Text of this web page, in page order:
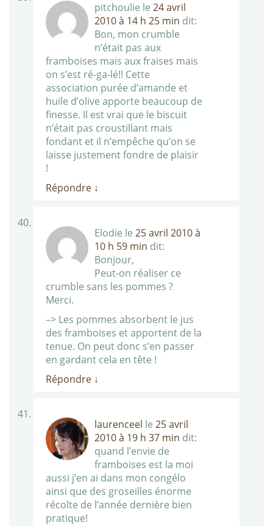
pitchoulie le 24 avril
2010 à 14 h 25 min dit:
Bon, mon crumble
n’était pas aux
framboises mais aux fraises mais
on s’est ré-ga-lé!! Cette
association purée d’amande et
huile d’olive apporte beaucoup de
finesse. Il est vrai que le biscuit
n’était pas croustillant mais
fondant et il n’empêche qu’on se
laisse justement fondre de plaisir
!
Répondre ↓
Elodie le 25 avril 2010 à
10 h 59 min dit:
Bonjour,
Peut-on réaliser ce
crumble sans les pommes ?
Merci.
–> Les pommes absorbent le jus
des framboises et apportent de la
tenue. On peut donc s’en passer
en gardant cela en tête !
Répondre ↓
laurenceel le 25 avril
2010 à 19 h 37 min dit:
quand l’envie de
framboises est la moi
aussi j’en ai dans mon congélo
ainsi que des groseilles énorme
récolte de l’année dernière bien
pratique!